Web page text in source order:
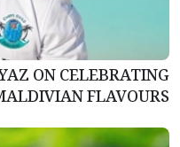
ON CELEBRATING
FLAVOURS